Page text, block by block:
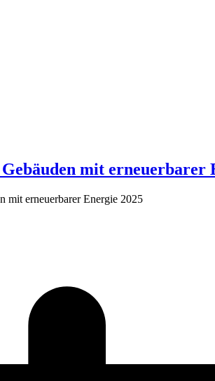
mit erneuerbarer
mit erneuerbarer Energie 2025